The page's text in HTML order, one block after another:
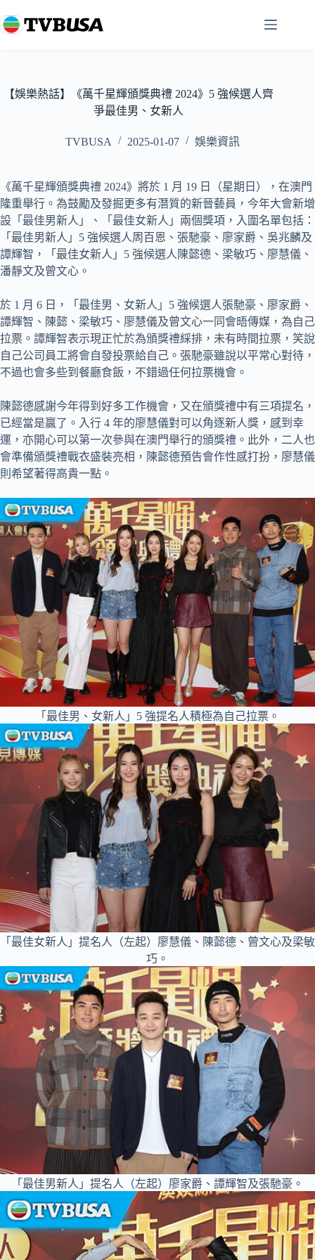
至
【娛樂熱話】《萬千星輝頒獎典禮 2024》5 強候選人齊
爭最佳男、女新人
TVBUSA 2025-01-07 娛樂資訊
《萬千星輝頒獎典禮 2024》將於 1 月 19 日（星期日），在澳門
隆重舉行。為鼓勵及發掘更多有潛質的新晉藝員，今年大會新增
設「最佳男新人」、「最佳女新人」兩個獎項，入圍名單包括：
「最佳男新人」5 強候選人周百恩、張馳豪、廖家爵、吳兆麟及
譚輝智，「最佳女新人」5 強候選人陳懿德、梁敏巧、廖慧儀、
潘靜文及曾文心。
於 1 月 6 日，「最佳男、女新人」5 強候選人張馳豪、廖家爵、
譚輝智、陳懿、梁敏巧、廖慧儀及曾文心一同會晤傳媒，為自己
拉票。譚輝智表示現正忙於為頒獎禮綵排，未有時間拉票，笑說
自己公司員工將會自發投票給自己。張馳豪雖說以平常心對待，
不過也會多些到餐廳食飯，不錯過任何拉票機會。
陳懿德感謝今年得到好多工作機會，又在頒獎禮中有三項提名，
已經當是贏了。入行 4 年的廖慧儀對可以角逐新人獎，感到幸
運，亦開心可以第一次參與在澳門舉行的頒獎禮。此外，二人也
會準備頒獎禮戰衣盛裝亮相，陳懿德預告會作性感打扮，廖慧儀
則希望著得高貴一點。
「最佳男、女新人」5 強提名人積極為自己拉票。
「最佳女新人」提名人（左起）廖慧儀、陳懿德、曾文心及梁敏
巧。
「最佳男新人」提名人（左起）廖家爵、譚輝智及張馳豪。